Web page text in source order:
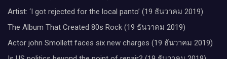
Artist: ‘I got rejected for the local panto’ (19 ธันวาคม 2019)
The Album That Created 80s Rock (19 ธันวาคม 2019)
Actor john Smollett faces six new charges (19 ธันวาคม 2019)